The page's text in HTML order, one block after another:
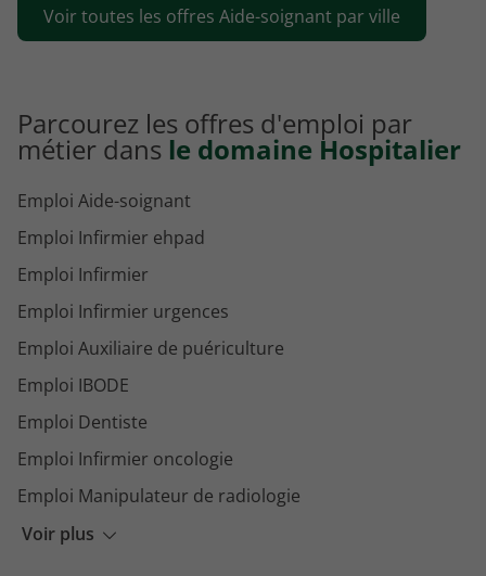
Emploi Aide-soignant Dijon
Voir toutes les offres Aide-soignant par ville
Parcourez les offres d'emploi par
métier dans le domaine Hospitalier
Voir plus
Emploi Aide-soignant
Emploi Infirmier ehpad
Emploi Infirmier
Emploi Infirmier urgences
Emploi Auxiliaire de puériculture
Emploi IBODE
Emploi Dentiste
Emploi Infirmier oncologie
Emploi Manipulateur de radiologie
Emploi Agent de service hospitalier